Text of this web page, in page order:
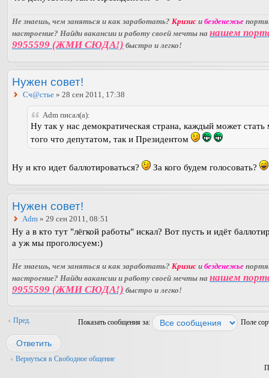
Не знаешь, чем заняться и как заработать? Кризис и безденежье
настроение? Найди вакансии и работу своей мечты на нашем
9955599 (ЖМИ СЮДА!) быстро и легко!
Нужен совет!
Сч@стье » 28 сен 2011, 17:38
Adm писал(а):
Ну так у нас демократическая страна, каждый может стать
того что депутатом, так и Президентом
Ну и кто идет баллотироваться? За кого будем голосовать?
Нужен совет!
Adm » 29 сен 2011, 08:51
Ну а в кто тут "лёгкой работы" искал? Вот пусть и идёт
а уж мы проголосуем:)
Не знаешь, чем заняться и как заработать? Кризис и безденежье
настроение? Найди вакансии и работу своей мечты на нашем
9955599 (ЖМИ СЮДА!) быстро и легко!
Пред. Показать сообщения за: Поле
Ответить
Вернуться в Свободное общение